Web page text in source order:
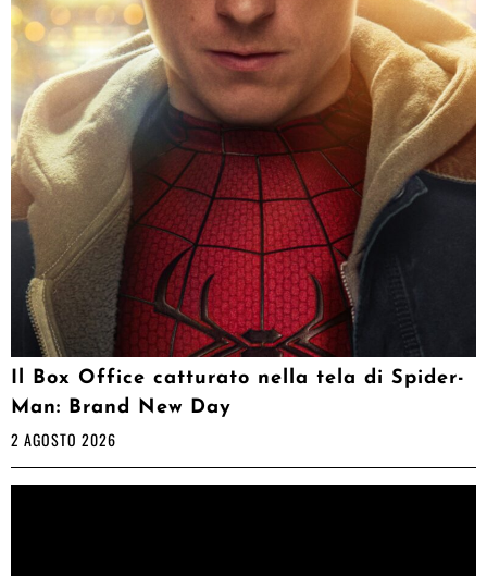
Il Box Office catturato nella tela di Spider-
Man: Brand New Day
2 AGOSTO 2026